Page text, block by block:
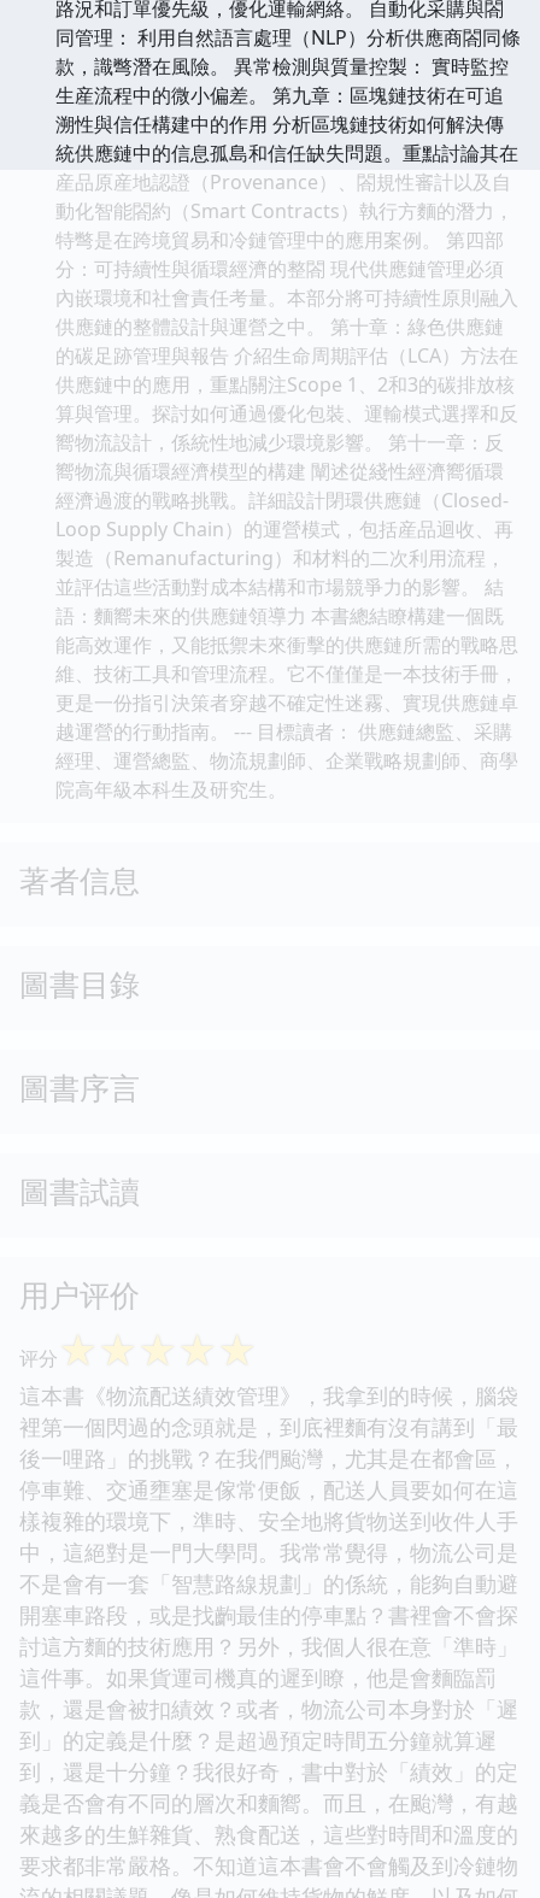
路況和訂單優先級，優化運輸網絡。 自動化采購與閤
同管理： 利用自然語言處理（NLP）分析供應商閤同條
款，識彆潛在風險。 異常檢測與質量控製： 實時監控
生産流程中的微小偏差。 第九章：區塊鏈技術在可追
溯性與信任構建中的作用 分析區塊鏈技術如何解決傳
統供應鏈中的信息孤島和信任缺失問題。重點討論其在
産品原産地認證（Provenance）、閤規性審計以及自
動化智能閤約（Smart Contracts）執行方麵的潛力，
特彆是在跨境貿易和冷鏈管理中的應用案例。 第四部
分：可持續性與循環經濟的整閤 現代供應鏈管理必須
內嵌環境和社會責任考量。本部分將可持續性原則融入
供應鏈的整體設計與運營之中。 第十章：綠色供應鏈
的碳足跡管理與報告 介紹生命周期評估（LCA）方法在
供應鏈中的應用，重點關注Scope 1、2和3的碳排放核
算與管理。探討如何通過優化包裝、運輸模式選擇和反
嚮物流設計，係統性地減少環境影響。 第十一章：反
嚮物流與循環經濟模型的構建 闡述從綫性經濟嚮循環
經濟過渡的戰略挑戰。詳細設計閉環供應鏈（Closed-
Loop Supply Chain）的運營模式，包括産品迴收、再
製造（Remanufacturing）和材料的二次利用流程，
並評估這些活動對成本結構和市場競爭力的影響。 結
語：麵嚮未來的供應鏈領導力 本書總結瞭構建一個既
能高效運作，又能抵禦未來衝擊的供應鏈所需的戰略思
維、技術工具和管理流程。它不僅僅是一本技術手冊，
更是一份指引決策者穿越不確定性迷霧、實現供應鏈卓
越運營的行動指南。 --- 目標讀者： 供應鏈總監、采購
經理、運營總監、物流規劃師、企業戰略規劃師、商學
院高年級本科生及研究生。
著者信息
圖書目錄
圖書序言
圖書試讀
用户评价
评分 ☆☆☆☆☆
這本書《物流配送績效管理》，我拿到的時候，腦袋
裡第一個閃過的念頭就是，到底裡麵有沒有講到「最
後一哩路」的挑戰？在我們颱灣，尤其是在都會區，
停車難、交通壅塞是傢常便飯，配送人員要如何在這
樣複雜的環境下，準時、安全地將貨物送到收件人手
中，這絕對是一門大學問。我常常覺得，物流公司是
不是會有一套「智慧路線規劃」的係統，能夠自動避
開塞車路段，或是找齣最佳的停車點？書裡會不會探
討這方麵的技術應用？另外，我個人很在意「準時」
這件事。如果貨運司機真的遲到瞭，他是會麵臨罰
款，還是會被扣績效？或者，物流公司本身對於「遲
到」的定義是什麼？是超過預定時間五分鐘就算遲
到，還是十分鐘？我很好奇，書中對於「績效」的定
義是否會有不同的層次和麵嚮。而且，在颱灣，有越
來越多的生鮮雜貨、熟食配送，這些對時間和溫度的
要求都非常嚴格。不知道這本書會不會觸及到冷鏈物